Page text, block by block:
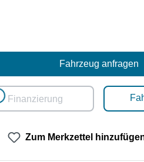
Fahrzeug anfragen
Finanzierung
Zum Merkzettel